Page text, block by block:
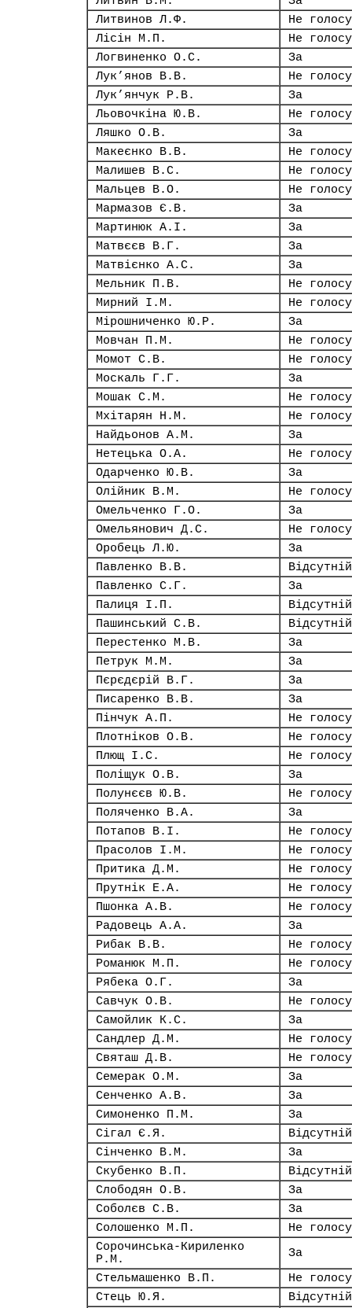
Литвинов Л.Ф.
Не
Лісін М.П.
Не
Логвиненко О.С.
За
Лук’янов В.В.
Не
Лук’янчук Р.В.
За
Льовочкіна Ю.В.
Не
Ляшко О.В.
За
Макеєнко В.В.
Не
Малишев В.С.
Не
Мальцев В.О.
Не
Мармазов Є.В.
За
Мартинюк А.І.
За
Матвєєв В.Г.
За
Матвієнко А.С.
За
Мельник П.В.
Не
Мирний І.М.
Не
Мірошниченко Ю.Р.
За
Мовчан П.М.
Не
Момот С.В.
Не
Москаль Г.Г.
За
Мошак С.М.
Не
Мхітарян Н.М.
Не
Найдьонов А.М.
За
Нетецька О.А.
Не
Одарченко Ю.В.
За
Олійник В.М.
Не
Омельченко Г.О.
За
Омельянович Д.С.
Не
Оробець Л.Ю.
За
Павленко В.В.
Відсутній
Павленко С.Г.
За
Палиця І.П.
Відсутній
Пашинський С.В.
Відсутній
Перестенко М.В.
За
Петрук М.М.
За
Пєрєдєрій В.Г.
За
Писаренко В.В.
За
Пінчук А.П.
Не
Плотніков О.В.
Не
Плющ І.С.
Не
Поліщук О.В.
За
Полунєєв Ю.В.
Не
Поляченко В.А.
За
Потапов В.І.
Не
Прасолов І.М.
Не
Притика Д.М.
Не
Прутнік Е.А.
Не
Пшонка А.В.
Не
Радовець А.А.
За
Рибак В.В.
Не
Романюк М.П.
Не
Рябека О.Г.
За
Савчук О.В.
Не
Самойлик К.С.
За
Сандлер Д.М.
Не
Святаш Д.В.
Не
Семерак О.М.
За
Сенченко А.В.
За
Симоненко П.М.
За
Сігал Є.Я.
Відсутній
Сінченко В.М.
За
Скубенко В.П.
Відсутній
Слободян О.В.
За
Соболєв С.В.
За
Солошенко М.П.
Не
Сорочинська-Кириленко
Р.М.
За
Стельмашенко В.П.
Не
Стець Ю.Я.
Відсутній